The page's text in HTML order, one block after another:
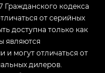
кодекса
от серийных
доступна только как
являются
могут отличаться от
дилеров.